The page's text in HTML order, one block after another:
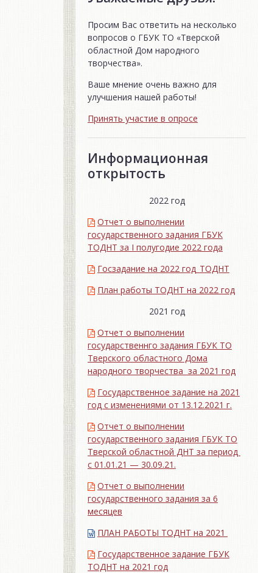
Просим Вас ответить на несколько
вопросов о ГБУК ТО «Тверской
областной Дом народного
творчества».
Ваше мнение очень важно для
улучшения нашей работы!
Принять участие в опросе
Информационная
открытость
2022 год
Отчет о выполнении
государственного задания ГБУК
ТОДНТ за I полугодие 2022 года
Госзадание на 2022 год_ТОДНТ
План работы ТОДНТ на 2022 год
2021 год
Отчет о выполнении
государственнго задания ГБУК ТО
Тверского областного Дома
народного творчества за 2021 год
Государственное задание на 2021
год с изменениями от 13.12.2021 г.
Отчет о выполнении
государственного задания ГБУК ТО
Тверской областной ДНТ за период
с 01.01.21 — 30.09.21.
Отчет о выполнении
государственного задания за 6
месяцев
ПЛАН РАБОТЫ ТОДНТ на 2021
Государственное задание ГБУК
ТОДНТ на 2021 год